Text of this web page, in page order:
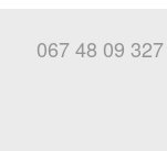
067 48 09 327